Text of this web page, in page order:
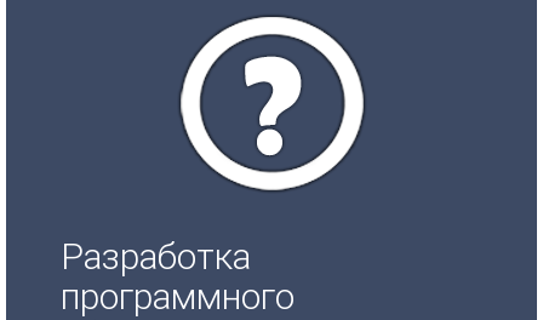
Разработка
программного